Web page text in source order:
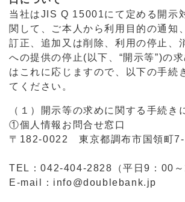
当社はJIS Q 15001にて定める開示
関して、ご本人から利用目的の通知
訂正、追加又は削除、利用の停止、
への提供の停止(以下、“開示等”)の
はこれに応じますので、以下の手続
てください。
（１）開示等の求めに関する手続き
①個人情報お問合せ窓口
〒182-0022 東京都調布市国領町
TEL：042-404-2828（平日9：00～
E-mail：info@doublebank.jp